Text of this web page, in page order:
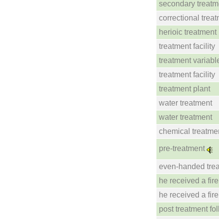
secondary
correctional
herioic treatment
treatment facility
treatment
treatment facility
treatment plant
water treatment
water treatment
chemical
pre-treatment
even-handed
he received a
he received a
post treatment